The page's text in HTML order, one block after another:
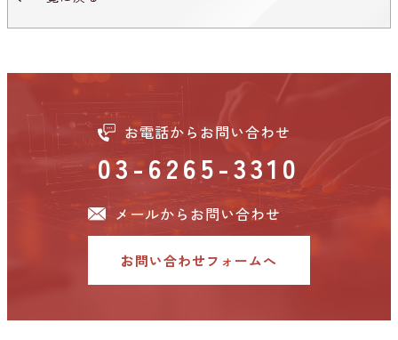
お電話からお問い合わせ
03-6265-3310
メールからお問い合わせ
お問い合わせフォームへ